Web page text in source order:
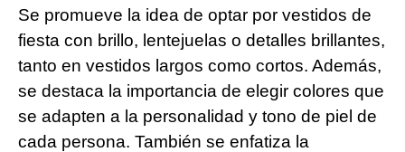
Se promueve la idea de optar por vestidos de
fiesta con brillo, lentejuelas o detalles brillantes,
tanto en vestidos largos como cortos. Además,
se destaca la importancia de elegir colores que
se adapten a la personalidad y tono de piel de
cada persona. También se enfatiza la